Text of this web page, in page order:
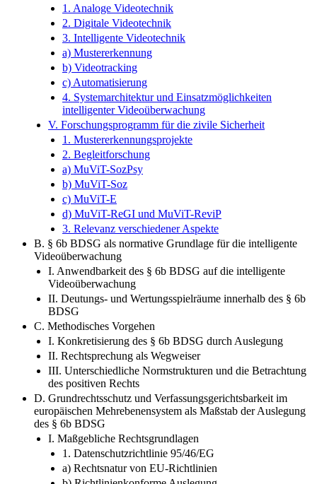
1. Analoge Videotechnik
2. Digitale Videotechnik
3. Intelligente Videotechnik
a) Mustererkennung
b) Videotracking
c) Automatisierung
4. Systemarchitektur und Einsatzmöglichkeiten
intelligenter Videoüberwachung
V. Forschungsprogramm für die zivile Sicherheit
1. Mustererkennungsprojekte
2. Begleitforschung
a) MuViT-SozPsy
b) MuViT-Soz
c) MuViT-E
d) MuViT-ReGI und MuViT-ReviP
3. Relevanz verschiedener Aspekte
B. § 6b BDSG als normative Grundlage für die intelligente
Videoüberwachung
I. Anwendbarkeit des § 6b BDSG auf die intelligente
Videoüberwachung
II. Deutungs- und Wertungsspielräume innerhalb des § 6b
BDSG
C. Methodisches Vorgehen
I. Konkretisierung des § 6b BDSG durch Auslegung
II. Rechtsprechung als Wegweiser
III. Unterschiedliche Normstrukturen und die Betrachtung
des positiven Rechts
D. Grundrechtsschutz und Verfassungsgerichtsbarkeit im
europäischen Mehrebenensystem als Maßstab der Auslegung
des § 6b BDSG
I. Maßgebliche Rechtsgrundlagen
1. Datenschutzrichtlinie 95/46/EG
a) Rechtsnatur von EU-Richtlinien